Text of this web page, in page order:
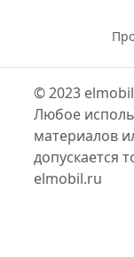
© 2023
Любое
материалов
допускается
elmobil.ru